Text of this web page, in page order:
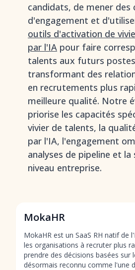
candidats, de mener des
d'engagement et
outils d'activation de
par l'IA pour faire
talents aux futurs
transformant des
en recrutements plus
meilleure qualité. Notre
priorise les capacités
vivier de talents, la
par l'IA, l'engagement
analyses de pipeline et
niveau entreprise.
MokaHR
MokaHR est un SaaS RH natif de
les organisations à recruter plus
prendre des décisions basées
désormais reconnu comme l'une